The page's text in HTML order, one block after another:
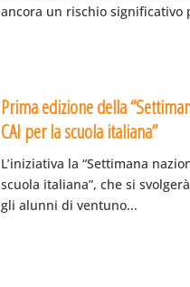
ancora un rischio significativo
Prima edizione della
CAI per la scuola italiana”
L’iniziativa la “Settimana
scuola italiana”, che si
gli alunni di ventuno...